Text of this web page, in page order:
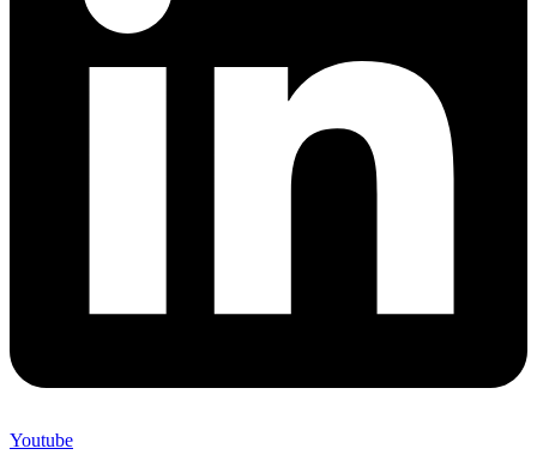
Youtube